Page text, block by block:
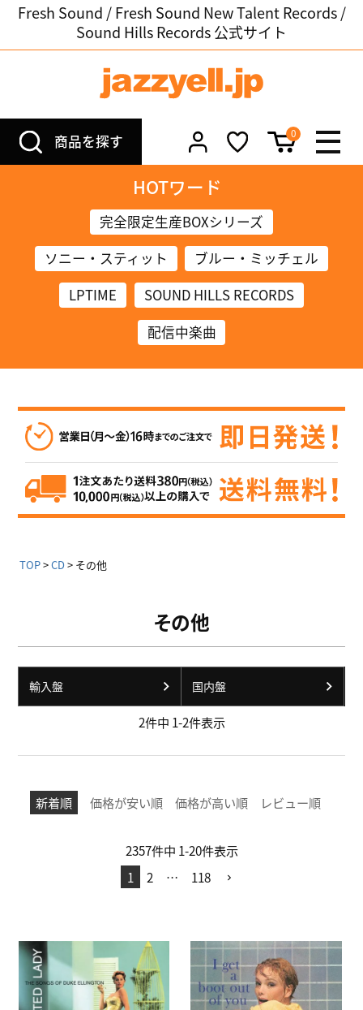
Fresh Sound / Fresh Sound New Talent Records /
Sound Hills Records 公式サイト
商品を探す 0
HOTワード
完全限定生産BOXシリーズ
ソニー・スティット
ブルー・ミッチェル
LPTIME
SOUND HILLS RECORDS
配信中楽曲
TOP CD その他
その他
輸入盤 国内盤
2件中 1-2件表示
新着順 価格が安い順 価格が高い順 レビュー順
2357件中 1-20件表示
1
2 … 118